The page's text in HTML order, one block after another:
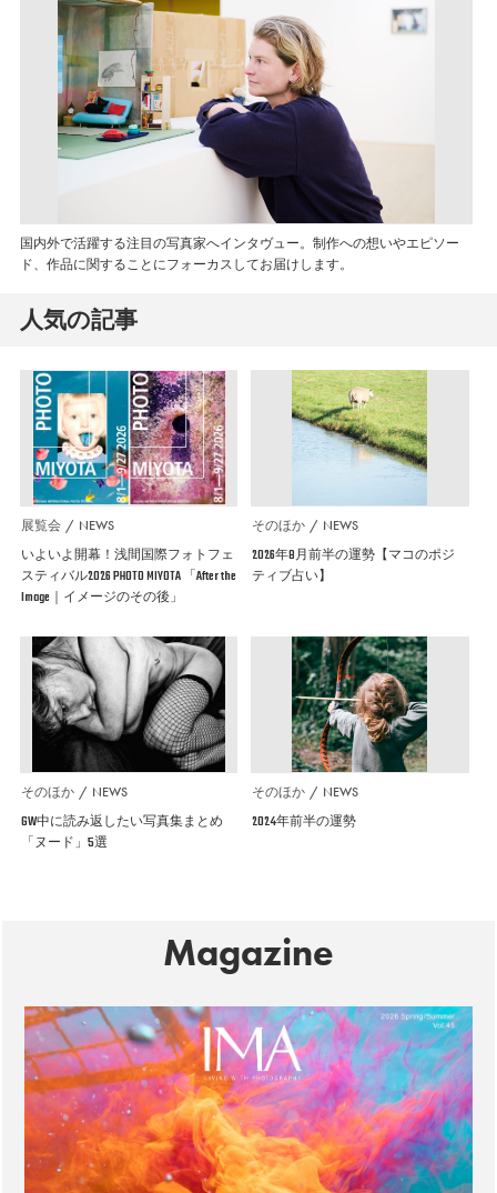
国内外で活躍する注目の写真家へインタヴュー。制作への想いやエピソー
ド、作品に関することにフォーカスしてお届けします。
人気の記事
展覧会 NEWS
いよいよ開幕！浅間国際フォトフェ
スティバル2026 PHOTO MIYOTA 「After the
Image｜イメージのその後」
そのほか NEWS
2026年8月前半の運勢【マコのポジ
ティブ占い】
そのほか NEWS
GW中に読み返したい写真集まとめ
「ヌード」5選
そのほか NEWS
2024年前半の運勢
Magazine